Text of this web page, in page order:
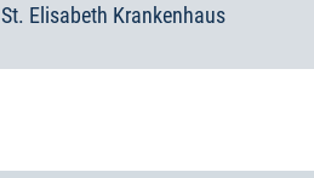
St. Elisabeth Krankenhaus